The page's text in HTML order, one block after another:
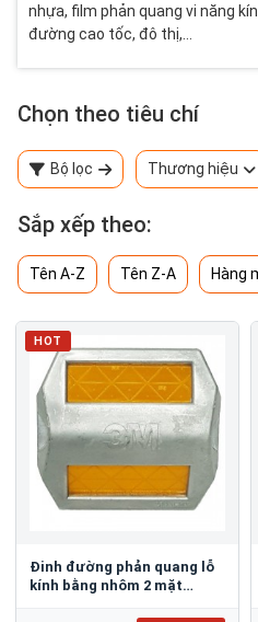
nhựa, film phản quang vi năng
đường cao tốc, đô thị,…
Chọn theo tiêu chí
Bộ lọc Thương hiệu
Sắp xếp theo:
Tên A-Z Tên Z-A Hàng
HOT
Đinh đường phản quang lỗ
kính bằng nhôm 2 mặt